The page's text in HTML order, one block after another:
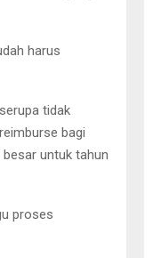
harus
tidak
bagi
untuk tahun
proses